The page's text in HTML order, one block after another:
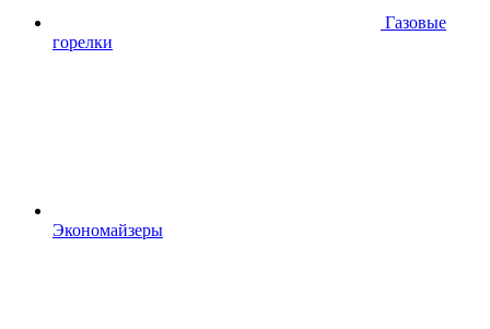
Газовые
горелки
Экономайзеры